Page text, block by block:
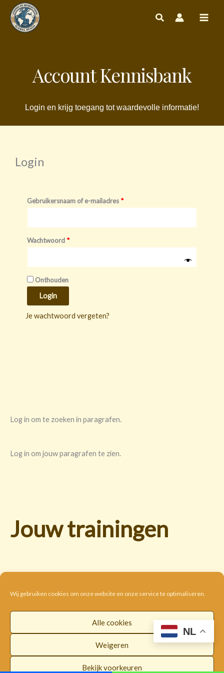
Wij gebruiken cookies om onze website en onze service te optimaliseren.
Alle cookies
Weigeren
Bekijk voorkeuren
naar
Account Kennisbank
Login en krijg toegang tot waardevolle informatie!
Login
Gebruikersnaam of e-mailadres *
Wachtwoord *
Onthouden
Login
Je wachtwoord vergeten?
Log in om te zoeken in paragrafen.
Log in om jouw paragrafen te zien.
Jouw trainingen
Disclaimer
Privacybeleid
Algemene voorwaarden
Facebook
NL